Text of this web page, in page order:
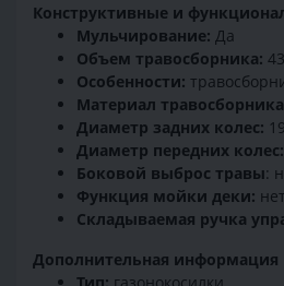
Конструктивные и
Мульчирование: Да
Объем травосборника:
Особенности:
Материал
Диаметр задних колес:
Диаметр передних колес:
Боковой выброс травы:
Функция мойки деки: нет
Складываемая ручка
Дополнительная информация